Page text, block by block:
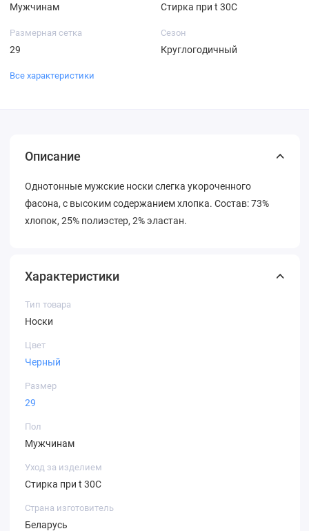
Мужчинам Стирка при t 30С
Размерная сетка
29
Сезон
Круглогодичный
Все характеристики
Описание
Однотонные мужские носки слегка укороченного
фасона, с высоким содержанием хлопка. Состав: 73%
хлопок, 25% полиэстер, 2% эластан.
Характеристики
Тип товара
Носки
Цвет
Черный
Размер
29
Пол
Мужчинам
Уход за изделием
Стирка при t 30С
Страна изготовитель
Беларусь